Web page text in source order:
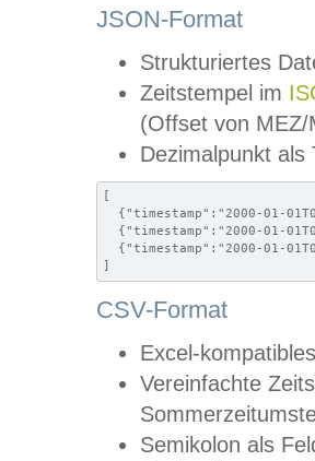
JSON-Format
Strukturiertes
Zeitstempel im
(Offset von MEZ/
Dezimalpunkt als
[
{"timestamp":"2000-01-
{"timestamp":"2000-01-
{"timestamp":"2000-01-
]
CSV-Format
Excel-
Vereinfachte
Semikolon als